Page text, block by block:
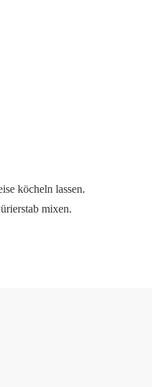
köcheln lassen.
mixen.